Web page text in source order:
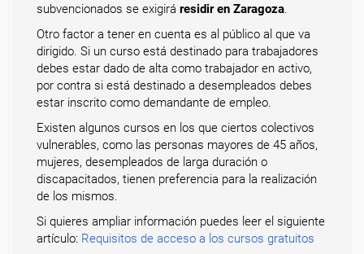
subvencionados se exigirá residir en Zaragoza.
Otro factor a tener en cuenta es al público al que va
dirigido. Si un curso está destinado para trabajadores
debes estar dado de alta como trabajador en activo,
por contra si está destinado a desempleados debes
estar inscrito como demandante de empleo.
Existen algunos cursos en los que ciertos colectivos
vulnerables, como las personas mayores de 45 años,
mujeres, desempleados de larga duración o
discapacitados, tienen preferencia para la realización
de los mismos.
Si quieres ampliar información puedes leer el siguiente
artículo: Requisitos de acceso a los cursos gratuitos